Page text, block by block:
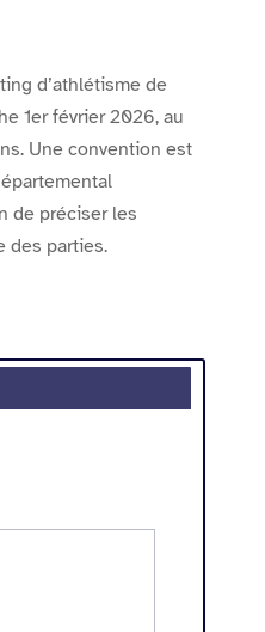
d’athlétisme de
1er février 2026, au
Une convention est
de préciser les
des parties.